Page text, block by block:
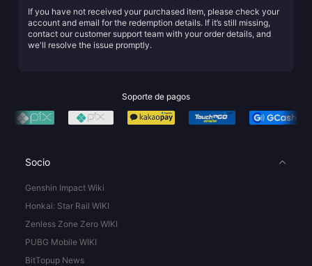
If you have not received your purchased item, please check your
account and email for the redemption details. If it’s still missing,
contact our customer support team with your order details, and
we'll resolve the issue promptly.
Soporte de pagos
Socio
Genshin Impact Wiki
Honkai: Star Rail WIKI
Zenless Zone Zero WIKI
PUBG Mobile WIKI
BitTopup News